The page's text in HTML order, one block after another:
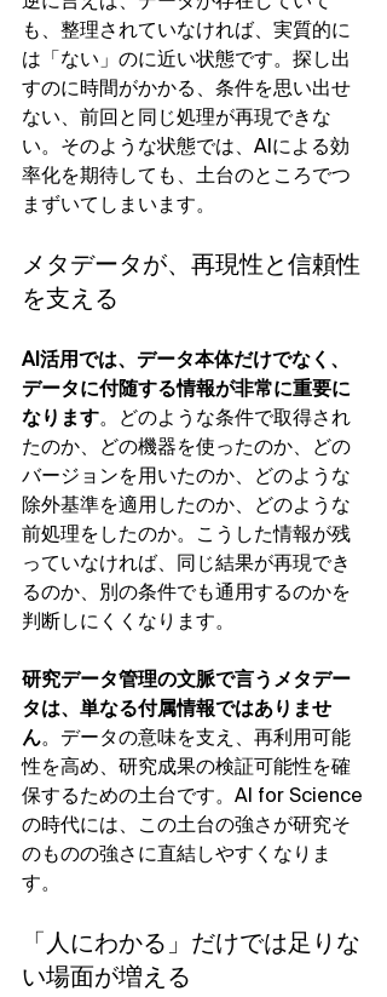
も、整理されていなければ、実質的に
は「ない」のに近い状態です。探し出
すのに時間がかかる、条件を思い出せ
ない、前回と同じ処理が再現できな
い。そのような状態では、AIによる効
率化を期待しても、土台のところでつ
まずいてしまいます。
メタデータが、再現性と信頼性
を支える
AI活用では、データ本体だけでなく、
データに付随する情報が非常に重要に
なります。どのような条件で取得され
たのか、どの機器を使ったのか、どの
バージョンを用いたのか、どのような
除外基準を適用したのか、どのような
前処理をしたのか。こうした情報が残
っていなければ、同じ結果が再現でき
るのか、別の条件でも通用するのかを
判断しにくくなります。
研究データ管理の文脈で言うメタデー
タは、単なる付属情報ではありませ
ん。データの意味を支え、再利用可能
性を高め、研究成果の検証可能性を確
保するための土台です。AI for Science
の時代には、この土台の強さが研究そ
のものの強さに直結しやすくなりま
す。
「人にわかる」だけでは足りな
い場面が増える